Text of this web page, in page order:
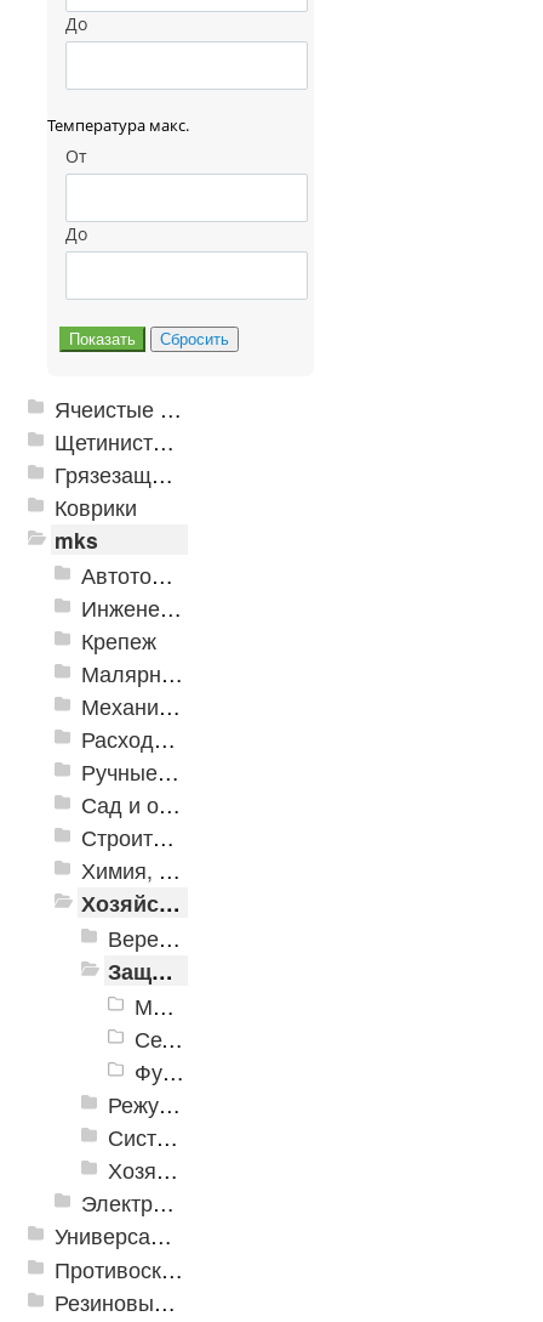
До
Температура макс.
От
До
Ячеистые грязезащитные покрытия
Щетинистые покрытия
Грязезащитные, влаговпитывающие покрытия
Коврики
mks
Автотовары
Инженерная сантехника и инструменты
Крепеж
Малярно-штукатурные инструменты
Механизированные инструменты
Расходные инструменты
Ручные инструменты
Сад и огород
Строительная Химия и принадлежности
Химия, крепеж, СИЗ
Хозяйственные принадлежности
Веревки, шнуры, шпагаты, стяжки
Защита от насекомых и вредителей
Мышеловки
Сетки противомоскитные
Фумигаторы и пластины
Режущие инструменты
Системы хранения
Хозяйственные товары
Электрика и свет
Универсальные модульные покрытия
Противоскользящая защита для лестниц, профили, ленты
Резиновые и ПВХ дорожки